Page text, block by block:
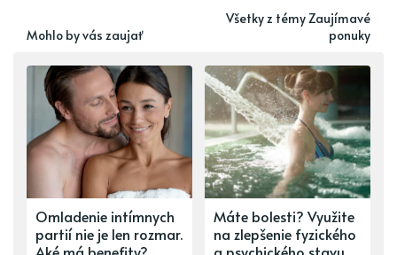
Mohlo by vás zaujať
Všetky z témy Zaujímavé
ponuky
Omladenie intímnych
partií nie je len rozmar.
Máte bolesti? Využite
na zlepšenie fyzického